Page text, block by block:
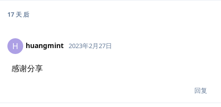
17 天后
H huangmint 2023年2月27日
感谢分享
回复